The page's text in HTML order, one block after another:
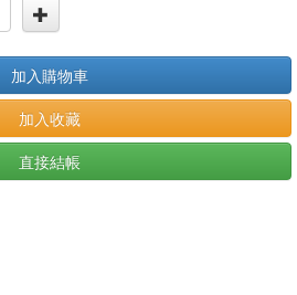
加入購物車
加入收藏
直接結帳